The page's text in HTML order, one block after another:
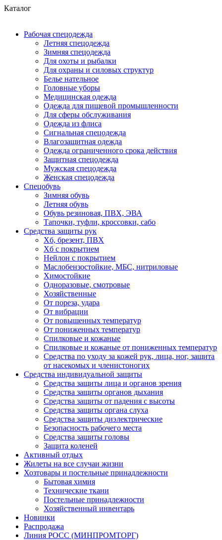
Каталог
Рабочая спецодежда
Летняя спецодежда
Зимняя спецодежда
Для охоты и рыбалки
Для охраны и силовых структур
Белье нательное
Головные уборы
Медицинская одежда
Одежда для пищевой промышленности
Для сферы обслуживания
Одежда из флиса
Сигнальная спецодежда
Влагозащитная одежда
Одежда ограниченного срока действия
Защитная спецодежда
Мужская спецодежда
Женская спецодежда
Спецобувь
Зимняя обувь
Летняя обувь
Обувь резиновая, ПВХ, ЭВА
Тапочки, туфли, кроссовки, сабо
Средства защиты рук
Хб, брезент, ПВХ
Хб с покрытием
Нейлон с покрытием
Маслобензостойкие, МБС, нитриловые
Химостойкие
Одноразовые, смотровые
Хозяйственные
От пореза, удара
От вибрации
От повышенных температур
От пониженных температур
Спилковые и кожаные
Спилковые и кожаные от пониженных температур
Средства по уходу за кожей рук, лица, ног, защита
от насекомых и членистоногих
Средства индивидуальной защиты
Средства защиты лица и органов зрения
Средства защиты органов дыхания
Средства защиты от падения с высоты
Средства защиты органа слуха
Средства защиты диэлектрические
Безопасность рабочего места
Средства защиты головы
Защита коленей
Активный отдых
Жилеты на все случаи жизни
Хозтовары и постельные принадлежности
Бытовая химия
Технические ткани
Постельные принадлежности
Хозяйственный инвентарь
Новинки
Распродажа
Линия РОСС (МИНПРОМТОРГ)